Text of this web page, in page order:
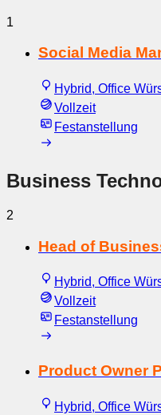
1
Social Media
Hybrid, Office
Vollzeit
Festanstellung
Business
2
Head of
Hybrid, Office
Vollzeit
Festanstellung
Product Owner
Hybrid, Office